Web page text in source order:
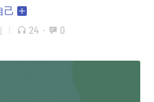
己
24 · 0